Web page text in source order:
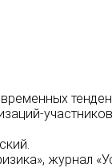
журнал